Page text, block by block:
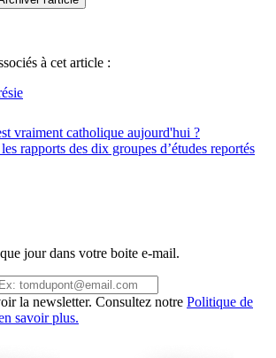
à cet article :
vraiment catholique aujourd'hui ?
rapports des dix groupes d’études reportés
jour dans votre boite e-mail.
la newsletter. Consultez notre Politique de
savoir plus.